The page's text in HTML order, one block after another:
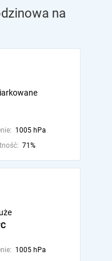
na
1005 hPa
71%
1005 hPa